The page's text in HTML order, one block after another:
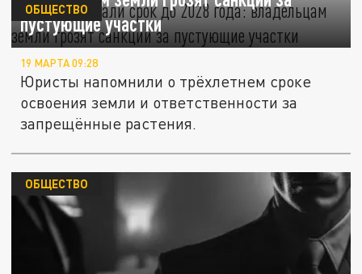
пустующие участки
ОБЩЕСТВО
19 МАРТА 09:28
Юристы напомнили о трёхлетнем сроке
освоения земли и ответственности за
запрещённые растения.
ОБЩЕСТВО